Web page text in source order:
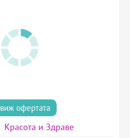
виж офертата
Красота и Здраве